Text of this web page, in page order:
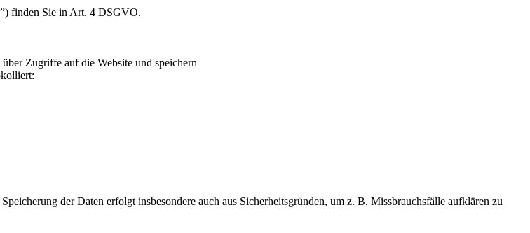
finden Sie in Art. 4 DSGVO.
Zugriffe auf die Website und speichern
der Daten erfolgt insbesondere auch aus Sicherheitsgründen, um z. B. Missbrauchsfälle aufklären zu